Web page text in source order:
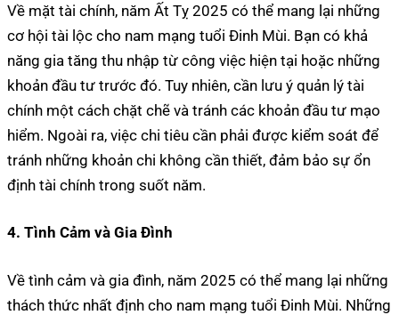
Về mặt tài chính, năm Ất Tỵ 2025 có thể mang lại những
cơ hội tài lộc cho nam mạng tuổi Đinh Mùi. Bạn có khả
năng gia tăng thu nhập từ công việc hiện tại hoặc những
khoản đầu tư trước đó. Tuy nhiên, cần lưu ý quản lý tài
chính một cách chặt chẽ và tránh các khoản đầu tư mạo
hiểm. Ngoài ra, việc chi tiêu cần phải được kiểm soát để
tránh những khoản chi không cần thiết, đảm bảo sự ổn
định tài chính trong suốt năm.
4. Tình Cảm và Gia Đình
Về tình cảm và gia đình, năm 2025 có thể mang lại những
thách thức nhất định cho nam mạng tuổi Đinh Mùi. Những